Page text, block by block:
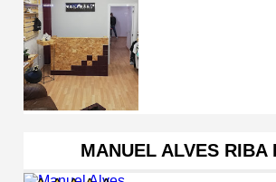
MANUEL ALVES RIBA